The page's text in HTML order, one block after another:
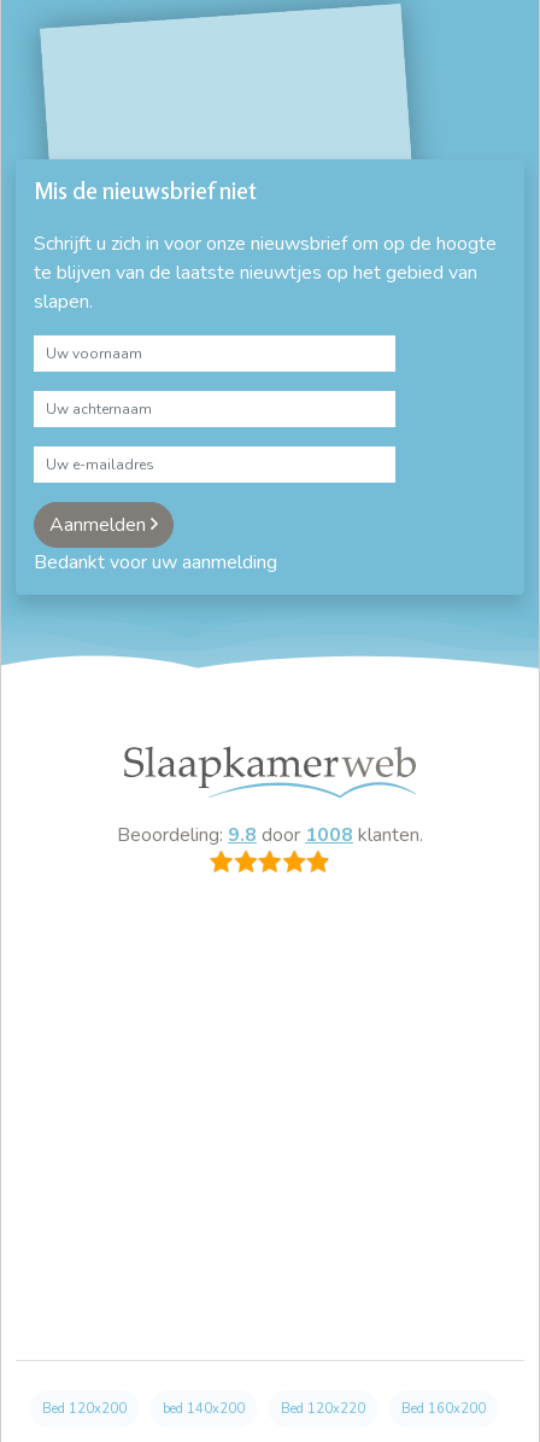
Mis de nieuwsbrief niet
Schrijft u zich in voor onze nieuwsbrief om op de hoogte
te blijven van de laatste nieuwtjes op het gebied van
slapen.
Aanmelden
Bedankt voor uw aanmelding
Beoordeling: 9.8 door 1008 klanten.
Bed 120x200 bed 140x200 Bed 120x220 Bed 160x200